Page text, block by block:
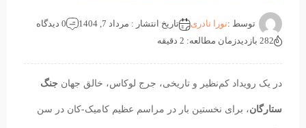
توسط :نورا نادری تاریخ انتشار : مرداد 7, 1404
0 دیدگاه
282 بازدید
زمان مطالعه: 2 دقیقه
در یک رویداد کم‌نظیر و تاریخی، جرج لوکاس، خالق جهان جنگ
ستارگان، برای نخستین بار در مراسم عظیم کامیک-کان در سن